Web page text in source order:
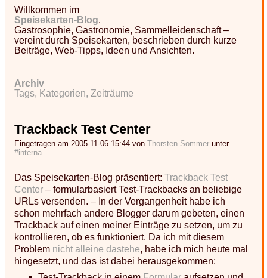
Willkommen im
Speisekarten-Blog.
Gastrosophie, Gastronomie, Sammelleidenschaft –
vereint durch Speisekarten, beschrieben durch kurze
Beiträge, Web-Tipps, Ideen und Ansichten.
Archiv
Tags, Kategorien, Zeiträume
Trackback Test Center
Eingetragen am 2005-11-06 15:44 von Thorsten Sommer unter
#interna
Das Speisekarten-Blog präsentiert: Trackback Test
Center – formularbasiert Test-Trackbacks an beliebige
URLs versenden. – In der Vergangenheit habe ich
schon mehrfach andere Blogger darum gebeten, einen
Trackback auf einen meiner Einträge zu setzen, um zu
kontrollieren, ob es funktioniert. Da ich mit diesem
Problem nicht alleine dastehe, habe ich mich heute mal
hingesetzt, und das ist dabei herausgekommen: